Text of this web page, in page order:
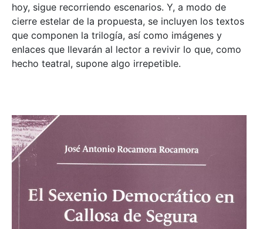
hoy, sigue recorriendo escenarios. Y, a modo de
cierre estelar de la propuesta, se incluyen los textos
que componen la trilogía, así como imágenes y
enlaces que llevarán al lector a revivir lo que, como
hecho teatral, supone algo irrepetible.